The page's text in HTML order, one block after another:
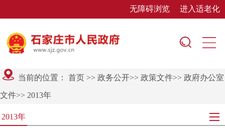
无障碍浏览 进入适老化
当前的位置： 首页 >> 政务公开>> 政策文件>> 政府办公室
文件>> 2013年
2013年